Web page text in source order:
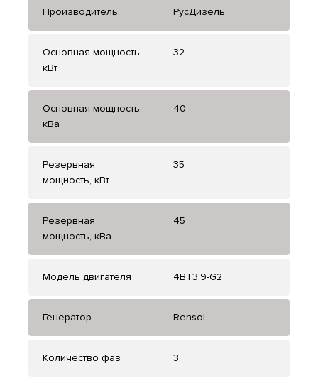
Производитель РусДизель
Основная мощность,
кВт
32
Основная мощность,
кВа
40
Резервная
мощность, кВт
35
Резервная
мощность, кВа
45
Модель двигателя 4BT3.9-G2
Генератор Rensol
Количество фаз 3